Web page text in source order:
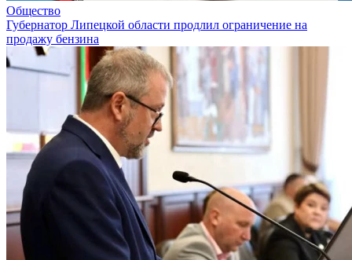
Общество
Губернатор Липецкой области продлил ограничение на
продажу бензина